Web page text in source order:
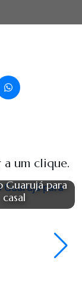
a um clique.
Guarujá para
casal